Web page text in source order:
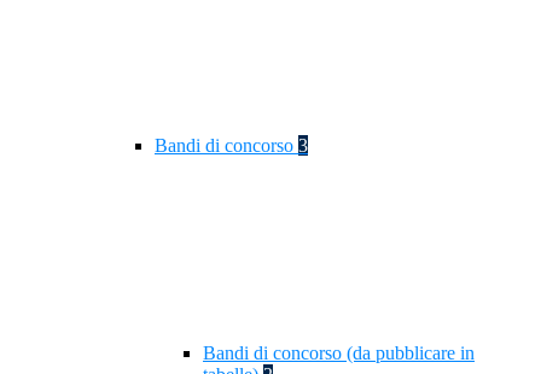
Bandi di concorso 3
Bandi di concorso (da pubblicare in